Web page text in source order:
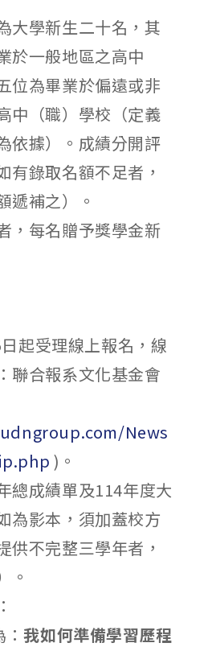
大學新生二十名，其
於一般地區之高中
位為畢業於偏遠或非
中（職）學校（定義
依據）。成績分開評
有錄取名額不足者，
遞補之）。
，每名贈予獎學金新
起受理線上報名，線
聯合報系文化基金會
News
)。
總成績單及114年度大
為影本，須加蓋校方
供不完整三學年者，
。
：我如何準備學習歷程